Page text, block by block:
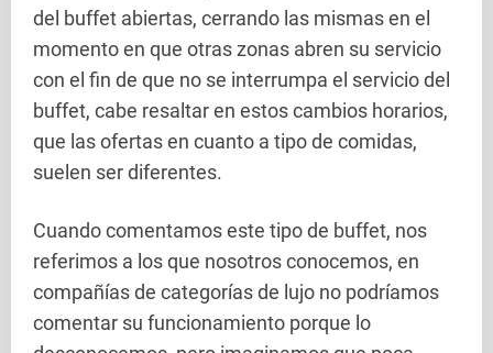
del buffet abiertas, cerrando las mismas en el
momento en que otras zonas abren su servicio
con el fin de que no se interrumpa el servicio del
buffet, cabe resaltar en estos cambios horarios,
que las ofertas en cuanto a tipo de comidas,
suelen ser diferentes.
Cuando comentamos este tipo de buffet, nos
referimos a los que nosotros conocemos, en
compañías de categorías de lujo no podríamos
comentar su funcionamiento porque lo